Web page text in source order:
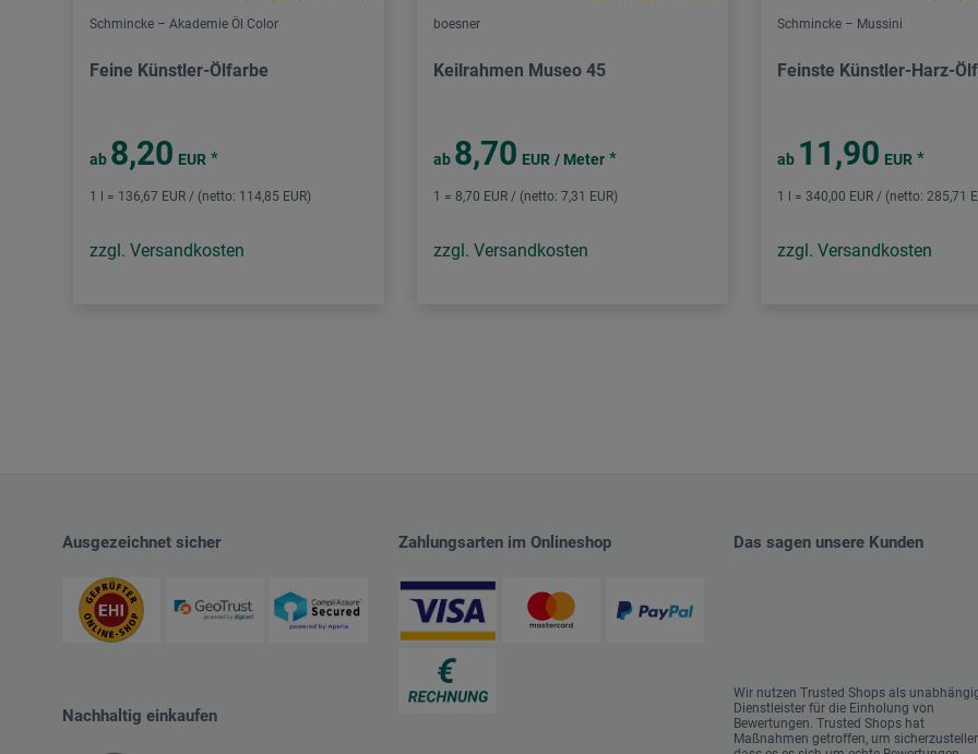
Schmincke – Akademie Öl Color
Feine Künstler-Ölfarbe
ab 8,20 EUR *
1 l = 136,67 EUR / (netto: 114,85 EUR)
zzgl. Versandkosten
boesner
Keilrahmen Museo 45
ab 8,70 EUR / Meter *
1 = 8,70 EUR / (netto: 7,31 EUR)
zzgl. Versandkosten
Schmincke – Mussini
Feinste Künstler-Harz-
ab 11,90 EUR *
1 l = 340,00 EUR / (netto: 285,71
zzgl. Versandkosten
Ausgezeichnet sicher
Nachhaltig einkaufen
Zahlungsarten im Onlineshop Das sagen unsere Kunden
Wir nutzen Trusted Shops als
Dienstleister für die Einholung von
Bewertungen. Trusted Shops hat
Maßnahmen getroffen, um